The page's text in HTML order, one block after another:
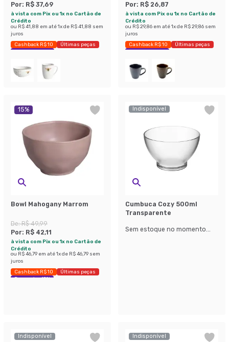
Por: R$ 37,69
à vista com Pix ou 1x no Cartão de
Crédito
ou R$ 41,88 em até1x de R$ 41,88 sem
juros
Cashback R$ 10
Últimas peças
Economize 37%
Por: R$ 26,87
à vista com Pix ou 1x no Cartão de
Crédito
ou R$ 29,86 em até1x de R$ 29,86 sem
juros
Cashback R$ 10
Últimas peças
Economize 46%
15%
Bowl Mahogany Marrom
De:R$ 49,99
Por: R$ 42,11
à vista com Pix ou 1x no Cartão de
Crédito
ou R$ 46,79 em até1x de R$ 46,79 sem
juros
Cashback R$ 10
Últimas peças
Economize 15%
Indisponível
Cumbuca Cozy 500ml
Transparente
Sem estoque no momento...
Indisponível Indisponível